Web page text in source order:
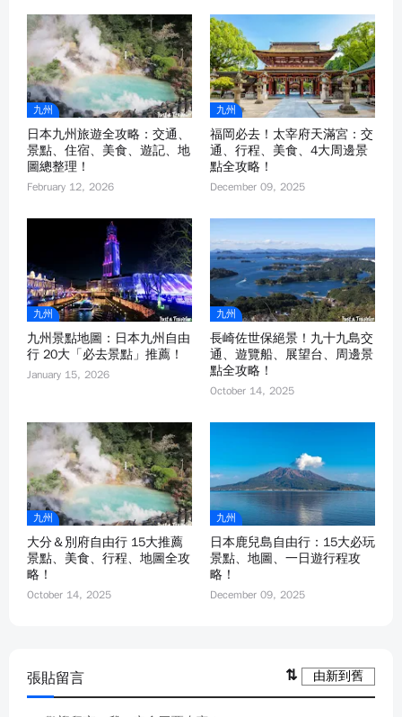
九州
日本九州旅遊全攻略：交通、
景點、住宿、美食、遊記、地
圖總整理！
February 12, 2026
九州
福岡必去！太宰府天滿宮：交
通、行程、美食、4大周邊景
點全攻略！
December 09, 2025
九州
九州景點地圖：日本九州自由
行 20大「必去景點」推薦！
January 15, 2026
九州
長崎佐世保絕景！九十九島交
通、遊覽船、展望台、周邊景
點全攻略！
October 14, 2025
九州
大分＆別府自由行 15大推薦
景點、美食、行程、地圖全攻
略！
October 14, 2025
九州
日本鹿兒島自由行：15大必玩
景點、地圖、一日遊行程攻
略！
December 09, 2025
張貼留言